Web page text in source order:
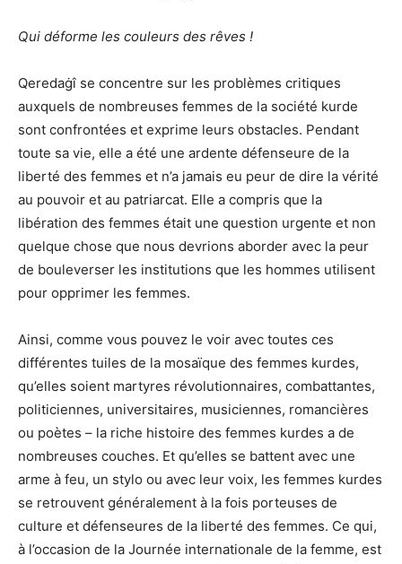
Qui déforme les couleurs des rêves !
Qeredaġî se concentre sur les problèmes critiques
auxquels de nombreuses femmes de la société kurde
sont confrontées et exprime leurs obstacles. Pendant
toute sa vie, elle a été une ardente défenseure de la
liberté des femmes et n’a jamais eu peur de dire la vérité
au pouvoir et au patriarcat. Elle a compris que la
libération des femmes était une question urgente et non
quelque chose que nous devrions aborder avec la peur
de bouleverser les institutions que les hommes utilisent
pour opprimer les femmes.
Ainsi, comme vous pouvez le voir avec toutes ces
différentes tuiles de la mosaïque des femmes kurdes,
qu’elles soient martyres révolutionnaires, combattantes,
politiciennes, universitaires, musiciennes, romancières
ou poètes – la riche histoire des femmes kurdes a de
nombreuses couches. Et qu’elles se battent avec une
arme à feu, un stylo ou avec leur voix, les femmes kurdes
se retrouvent généralement à la fois porteuses de
culture et défenseures de la liberté des femmes. Ce qui,
à l’occasion de la Journée internationale de la femme, est